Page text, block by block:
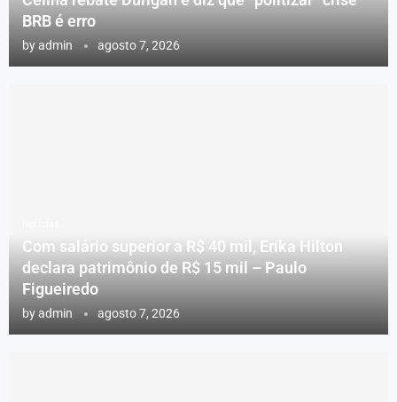
BRB é erro
byadmin agosto 7, 2026
Com salário superior a R$ 40 mil, Erika Hilton
declara patrimônio de R$ 15 mil – Paulo
Figueiredo
byadmin agosto 7, 2026